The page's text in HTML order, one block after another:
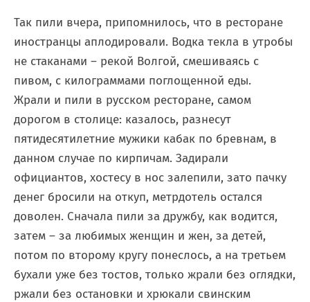
Так пили вчера, припомнилось, что в ресторане
иностранцы аплодировали. Водка текла в утробы
не стаканами – рекой Волгой, смешиваясь с
пивом, с килограммами поглощенной еды.
Жрали и пили в русском ресторане, самом
дорогом в столице: казалось, разнесут
пятидесятилетние мужики кабак по бревнам, в
данном случае по кирпичам. Задирали
официантов, хостесу в нос залепили, зато пачку
денег бросили на откуп, метрдотель остался
доволен. Сначала пили за дружбу, как водится,
затем – за любимых женщин и жен, за детей,
потом по второму кругу понеслось, а на третьем
бухали уже без тостов, только жрали без оглядки,
ржали без остановки и хрюкали свинским